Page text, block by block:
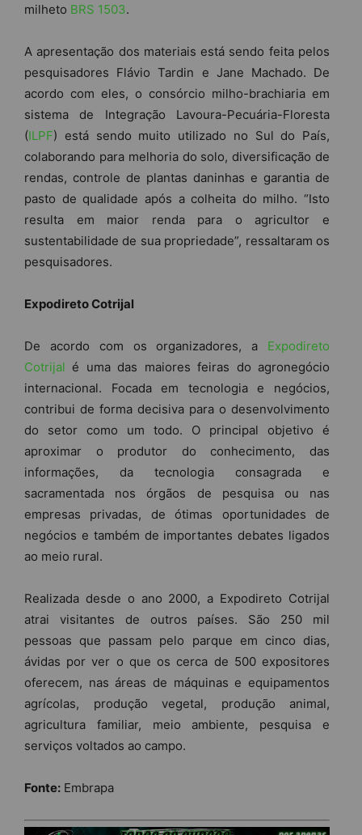
milheto BRS 1503.
A apresentação dos materiais está sendo feita pelos
pesquisadores Flávio Tardin e Jane Machado. De
acordo com eles, o consórcio milho-brachiaria em
sistema de Integração Lavoura-Pecuária-Floresta
(ILPF) está sendo muito utilizado no Sul do País,
colaborando para melhoria do solo, diversificação de
rendas, controle de plantas daninhas e garantia de
pasto de qualidade após a colheita do milho. “Isto
resulta em maior renda para o agricultor e
sustentabilidade de sua propriedade”, ressaltaram os
pesquisadores.
Expodireto Cotrijal
De acordo com os organizadores, a Expodireto
Cotrijal é uma das maiores feiras do agronegócio
internacional. Focada em tecnologia e negócios,
contribui de forma decisiva para o desenvolvimento
do setor como um todo. O principal objetivo é
aproximar o produtor do conhecimento, das
informações, da tecnologia consagrada e
sacramentada nos órgãos de pesquisa ou nas
empresas privadas, de ótimas oportunidades de
negócios e também de importantes debates ligados
ao meio rural.
Realizada desde o ano 2000, a Expodireto Cotrijal
atrai visitantes de outros países. São 250 mil
pessoas que passam pelo parque em cinco dias,
ávidas por ver o que os cerca de 500 expositores
oferecem, nas áreas de máquinas e equipamentos
agrícolas, produção vegetal, produção animal,
agricultura familiar, meio ambiente, pesquisa e
serviços voltados ao campo.
Fonte: Embrapa